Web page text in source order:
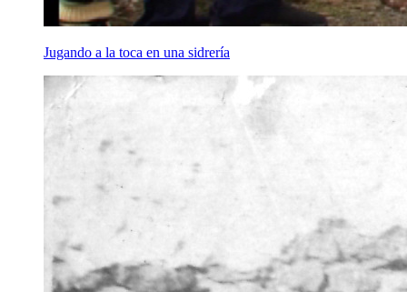
Jugando a la toca en una sidrería